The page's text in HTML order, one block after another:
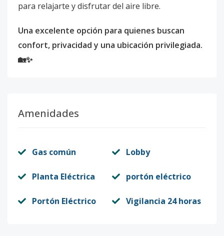
para relajarte y disfrutar del aire libre.
Una excelente opción para quienes buscan
confort, privacidad y una ubicación privilegiada.
🏡✨
Amenidades
Gas común Lobby
Planta Eléctrica portón eléctrico
Portón Eléctrico Vigilancia 24 horas